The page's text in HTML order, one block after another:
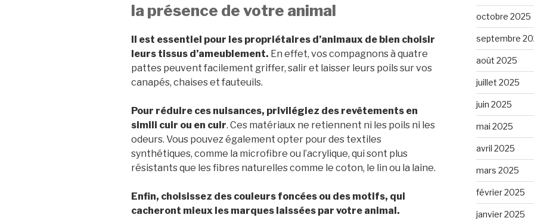
la présence de votre animal
Il est essentiel pour les propriétaires d’animaux de bien choisir
leurs tissus d’ameublement. En effet, vos compagnons à quatre
pattes peuvent facilement griffer, salir et laisser leurs poils sur vos
canapés, chaises et fauteuils.
Pour réduire ces nuisances, privilégiez des revêtements en
simili cuir ou en cuir. Ces matériaux ne retiennent ni les poils ni les
odeurs. Vous pouvez également opter pour des textiles
synthétiques, comme la microfibre ou l’acrylique, qui sont plus
résistants que les fibres naturelles comme le coton, le lin ou la laine.
Enfin, choisissez des couleurs foncées ou des motifs, qui
cacheront mieux les marques laissées par votre animal.
octobre 2025
septembre
août 2025
juillet 2025
juin 2025
mai 2025
avril 2025
mars 2025
février 2025
janvier 2025